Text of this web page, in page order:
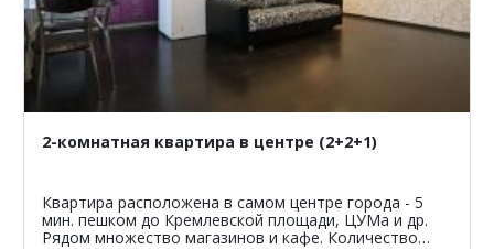
2-комнатная квартира в центре (2+2+1)
Квартира расположена в самом центре города - 5
мин. пешком до Кремлевской площади, ЦУМа и др.
Рядом множество магазинов и кафе. Количество